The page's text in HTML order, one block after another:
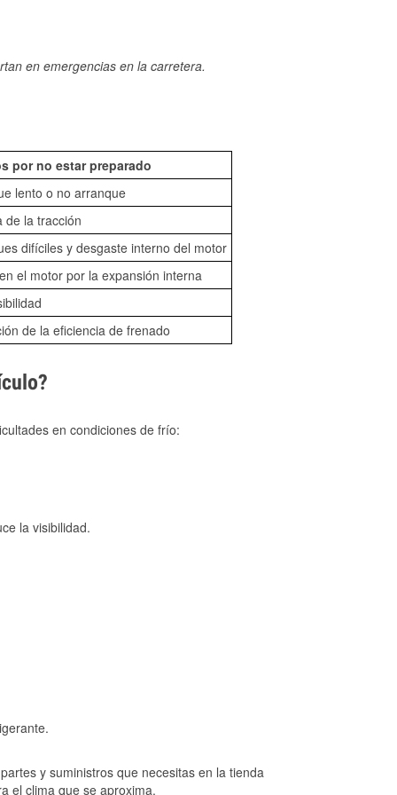
en emergencias en la carretera.
por no estar preparado
lento o no arranque
de la tracción
difíciles y desgaste interno del motor
el motor por la expansión interna
de la eficiencia de frenado
en condiciones de frío:
la visibilidad.
y suministros que necesitas en la tienda
el clima que se aproxima.